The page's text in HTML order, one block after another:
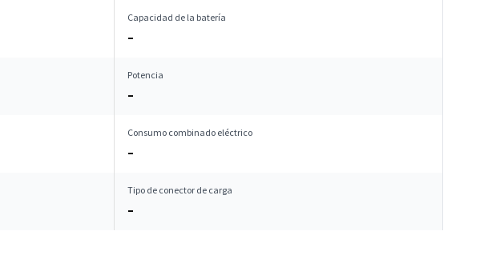
Capacidad de la batería
–
Potencia
–
Consumo combinado eléctrico
–
Tipo de conector de carga
–